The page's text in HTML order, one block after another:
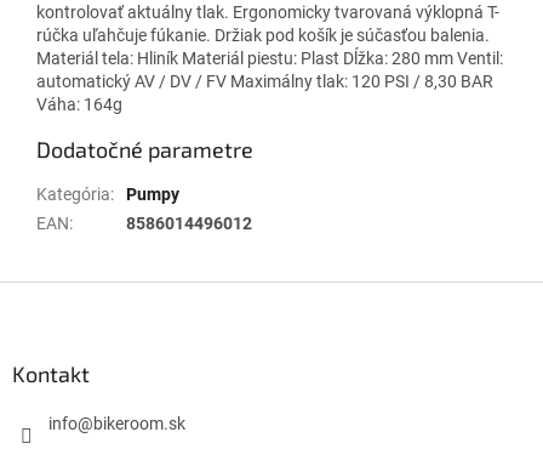
kontrolovať aktuálny tlak. Ergonomicky tvarovaná výklopná T-
rúčka uľahčuje fúkanie. Držiak pod košík je súčasťou balenia.
Materiál tela: Hliník Materiál piestu: Plast Dĺžka: 280 mm Ventil:
automatický AV / DV / FV Maximálny tlak: 120 PSI / 8,30 BAR
Váha: 164g
Dodatočné parametre
Kategória:
Pumpy
EAN: 8586014496012
Kontakt
info@bikeroom.sk